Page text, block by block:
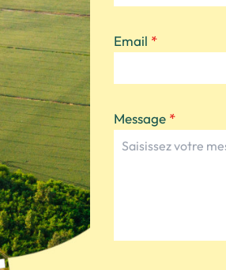
Email *
Message *